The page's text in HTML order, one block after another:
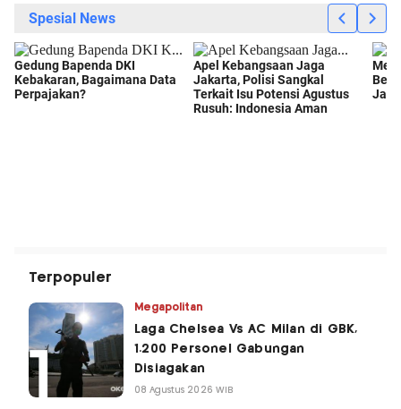
Terpopuler
Megapolitan
Laga Chelsea Vs AC Milan di GBK,
1.200 Personel Gabungan
Disiagakan
08 Agustus 2026 WIB